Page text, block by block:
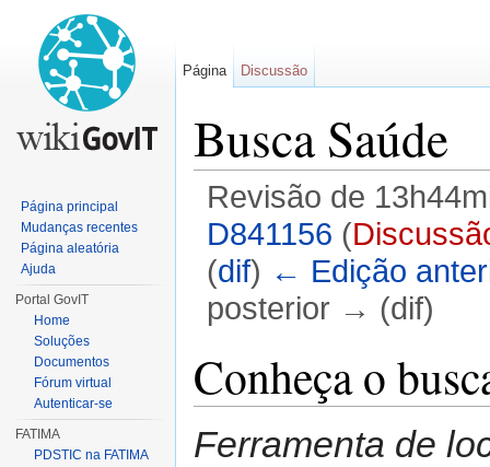
Busca Saúde
Revisão de
D841156 (
(dif) ← Edição
posterior → (dif)
Conheça o
Ferramenta de
Página Discussão
Página principal
Mudanças recentes
Página aleatória
Ajuda
Portal GovIT
Home
Soluções
Documentos
Fórum virtual
Autenticar-se
FATIMA
PDSTIC na FATIMA